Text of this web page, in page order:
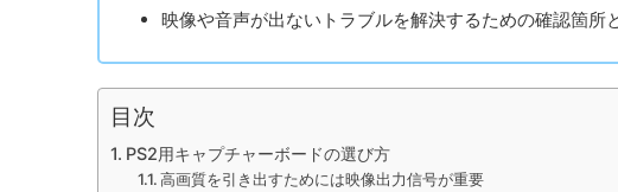
映像や音声が出ないトラブルを解決するための確認箇所
目次
PS2用キャプチャーボードの選び方
高画質を引き出すためには映像出力信号が重要